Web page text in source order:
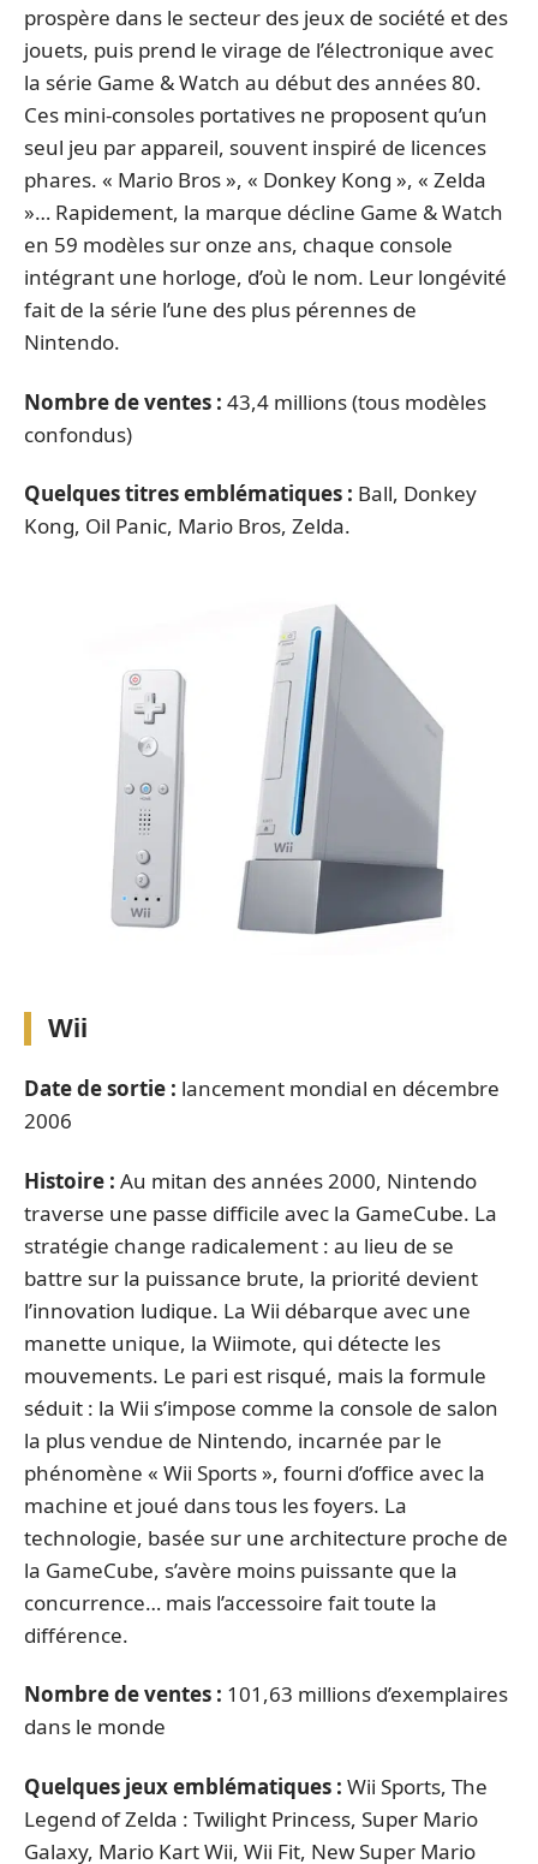
prospère dans le secteur des jeux de société et des
jouets, puis prend le virage de l’électronique avec
la série Game & Watch au début des années 80.
Ces mini-consoles portatives ne proposent qu’un
seul jeu par appareil, souvent inspiré de licences
phares. « Mario Bros », « Donkey Kong », « Zelda
»… Rapidement, la marque décline Game & Watch
en 59 modèles sur onze ans, chaque console
intégrant une horloge, d’où le nom. Leur longévité
fait de la série l’une des plus pérennes de
Nintendo.
Nombre de ventes : 43,4 millions (tous modèles
confondus)
Quelques titres emblématiques : Ball, Donkey
Kong, Oil Panic, Mario Bros, Zelda.
Wii
Date de sortie : lancement mondial en décembre
2006
Histoire : Au mitan des années 2000, Nintendo
traverse une passe difficile avec la GameCube. La
stratégie change radicalement : au lieu de se
battre sur la puissance brute, la priorité devient
l’innovation ludique. La Wii débarque avec une
manette unique, la Wiimote, qui détecte les
mouvements. Le pari est risqué, mais la formule
séduit : la Wii s’impose comme la console de salon
la plus vendue de Nintendo, incarnée par le
phénomène « Wii Sports », fourni d’office avec la
machine et joué dans tous les foyers. La
technologie, basée sur une architecture proche de
la GameCube, s’avère moins puissante que la
concurrence… mais l’accessoire fait toute la
différence.
Nombre de ventes : 101,63 millions d’exemplaires
dans le monde
Quelques jeux emblématiques : Wii Sports, The
Legend of Zelda : Twilight Princess, Super Mario
Galaxy, Mario Kart Wii, Wii Fit, New Super Mario